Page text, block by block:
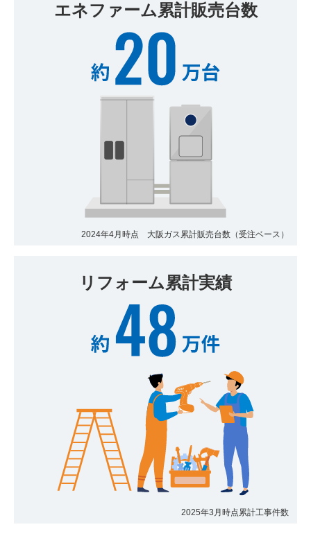
エネファーム累計販売台数
2024年4月時点 大阪ガス累計販売台数（受注ベース）
リフォーム累計実績
2025年3月時点累計工事件数